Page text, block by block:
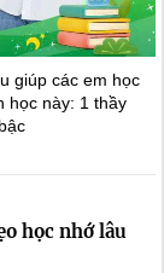
giúp các em học
học này: 1 thầy
học nhớ lâu